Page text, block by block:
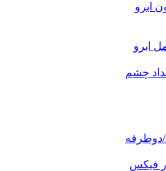
ابرو
ابرو
چشم
/دوطرفه
فیکس